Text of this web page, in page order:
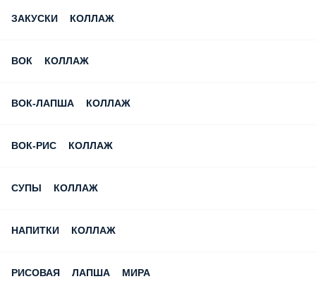
ЗАКУСКИ КОЛЛАЖ
ВОК КОЛЛАЖ
ВОК-ЛАПША КОЛЛАЖ
ВОК-РИС КОЛЛАЖ
СУПЫ КОЛЛАЖ
НАПИТКИ КОЛЛАЖ
РИСОВАЯ ЛАПША МИРА